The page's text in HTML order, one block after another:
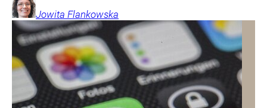
Jowita Flankowska